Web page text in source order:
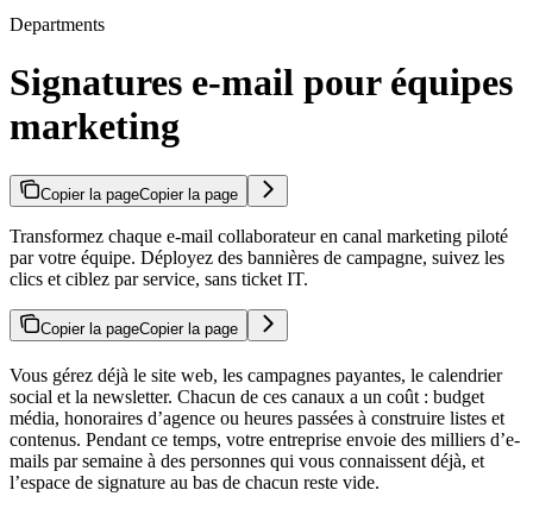
Departments
Signatures e-mail pour équipes
marketing
Copier la pageCopier la page
Transformez chaque e-mail collaborateur en canal marketing piloté
par votre équipe. Déployez des bannières de campagne, suivez les
clics et ciblez par service, sans ticket IT.
Copier la pageCopier la page
Vous gérez déjà le site web, les campagnes payantes, le calendrier
social et la newsletter. Chacun de ces canaux a un coût : budget
média, honoraires d’agence ou heures passées à construire listes et
contenus. Pendant ce temps, votre entreprise envoie des milliers d’e-
mails par semaine à des personnes qui vous connaissent déjà, et
l’espace de signature au bas de chacun reste vide.